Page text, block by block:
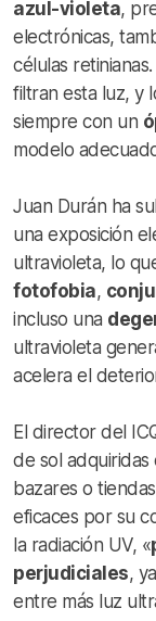
azul-violeta,
electrónicas,
células
filtran esta luz, y
siempre con un
modelo
Juan Durán ha
una exposición
ultravioleta, lo
fotofobia,
incluso una
ultravioleta
acelera el
El director del
de sol
bazares o
eficaces por su
la radiación UV, «
perjudiciales,
entre más luz